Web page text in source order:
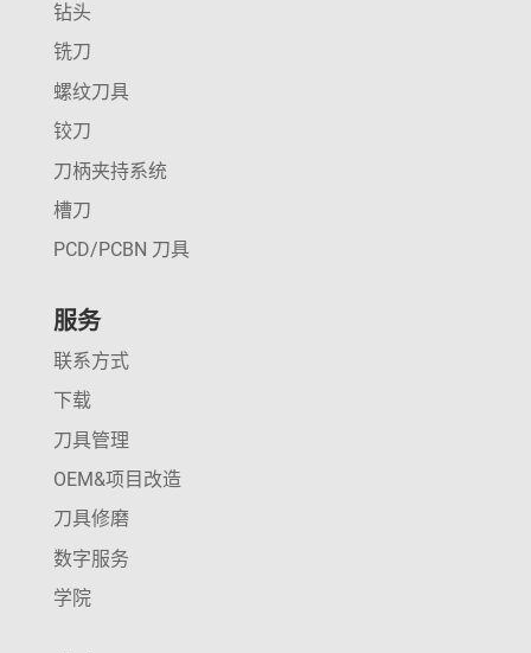
钻头
铣刀
螺纹刀具
铰刀
刀柄夹持系统
槽刀
PCD/PCBN 刀具
服务
联系方式
下载
刀具管理
OEM&项目改造
刀具修磨
数字服务
学院